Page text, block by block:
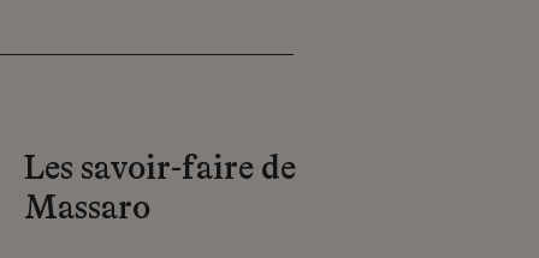
Les savoir-faire de
Massaro